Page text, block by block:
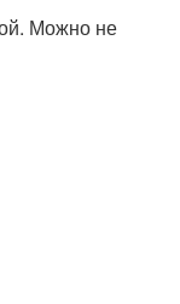
Можно не